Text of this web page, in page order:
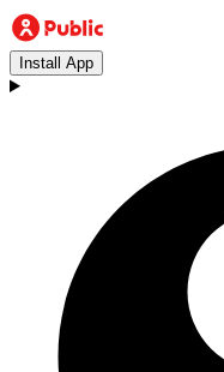
Install App